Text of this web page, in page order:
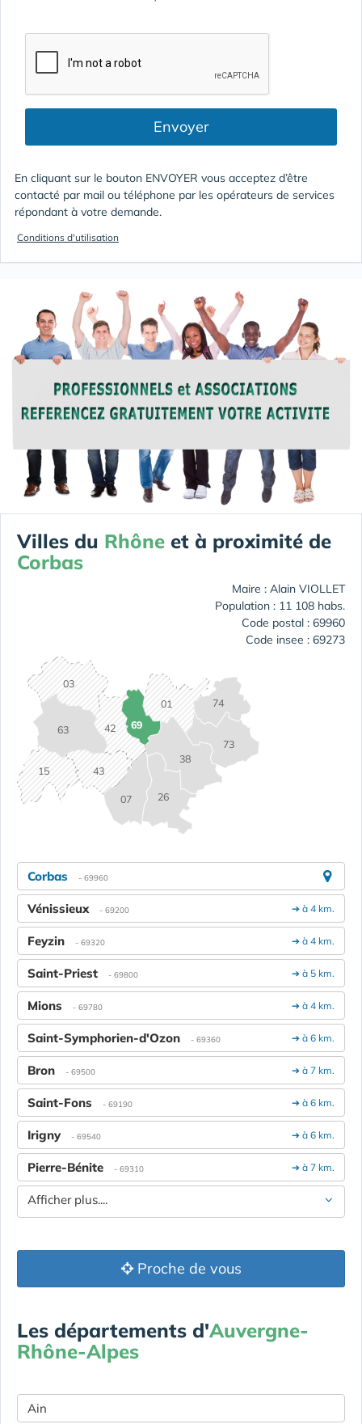
Envoyer
En cliquant sur le bouton ENVOYER vous acceptez d’être
contacté par mail ou téléphone par les opérateurs de services
répondant à votre demande.
Conditions d'utilisation
Villes du Rhône et à proximité de
Corbas
Maire : Alain VIOLLET
Population : 11 108 habs.
Code postal : 69960
Code insee : 69273
01
03
07
15
26
38
42
43
63 69
73
74
Corbas - 69960
➔ à 4 km.
Vénissieux - 69200
➔ à 4 km.
Feyzin - 69320
➔ à 5 km.
Saint-Priest - 69800
➔ à 4 km.
Mions - 69780
➔ à 6 km.
Saint-Symphorien-d'Ozon - 69360
➔ à 7 km.
Bron - 69500
➔ à 6 km.
Saint-Fons - 69190
➔ à 6 km.
Irigny - 69540
➔ à 7 km.
Pierre-Bénite - 69310
Afficher plus....
Proche de vous
Les départements d'Auvergne-
Rhône-Alpes
Ain